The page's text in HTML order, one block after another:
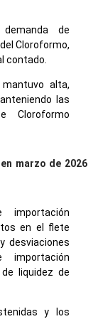
de
Cloroformo,
contado.
alta,
las
Cloroformo
marzo de 2026
en el flete
desviaciones
liquidez de
y los